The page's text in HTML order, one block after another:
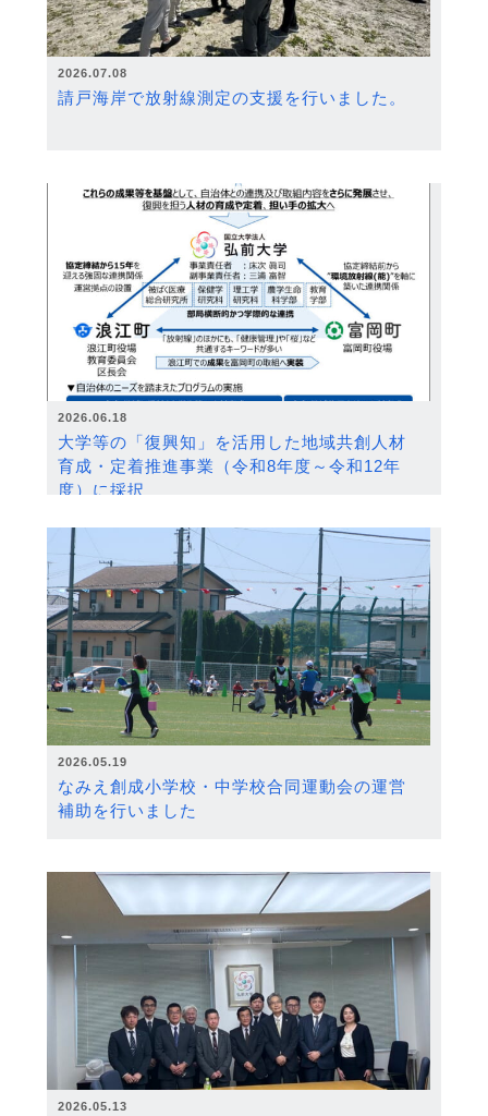
2026.07.08
請戸海岸で放射線測定の支援を行いました。
2026.06.18
大学等の「復興知」を活用した地域共創人材
育成・定着推進事業（令和8年度～令和12年
度）に採択
2026.05.19
なみえ創成小学校・中学校合同運動会の運営
補助を行いました
2026.05.13